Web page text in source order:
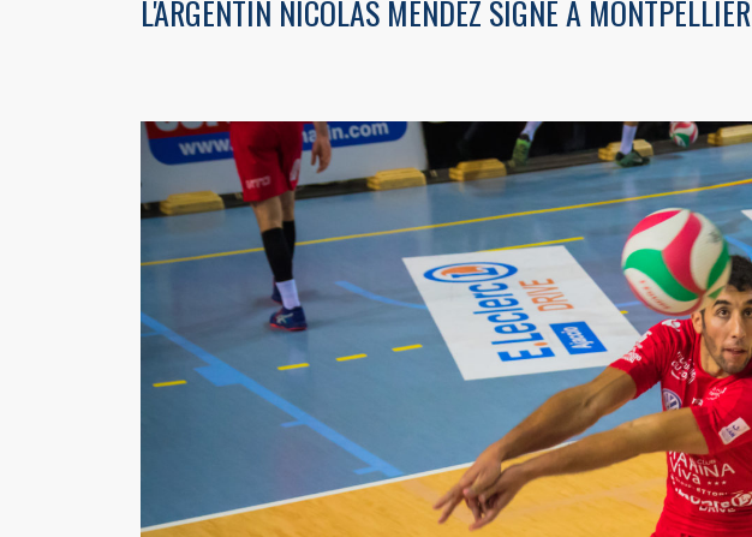
L'ARGENTIN NICOLAS MENDEZ SIGNE A MONTPELLIER